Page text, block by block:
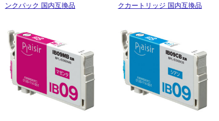
ンクパック 国内互換品
クカートリッジ 国内互換品